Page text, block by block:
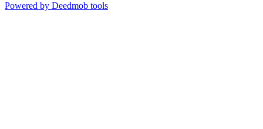
Powered by Deedmob tools